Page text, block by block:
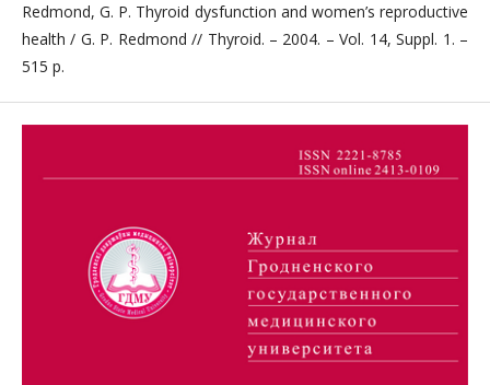
Redmond, G. P. Thyroid dysfunction and women’s reproductive
health / G. P. Redmond // Thyroid. – 2004. – Vol. 14, Suppl. 1. –
515 p.